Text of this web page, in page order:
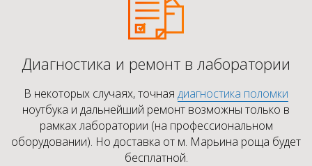
Диагностика и ремонт в лаборатории
В некоторых случаях, точная диагностика поломки
ноутбука и дальнейший ремонт возможны только в
рамках лаборатории (на профессиональном
оборудовании). Но доставка от м. Марьина роща будет
бесплатной.